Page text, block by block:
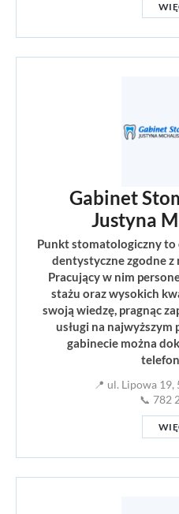
Gabinet
Justyna
Punkt stomatologiczny to
dentystyczne zgodne
Pracujący w nim
stażu oraz wysokich
swoją wiedzę, pragnąc
usługi na najwyższym
gabinecie można
📍 ul. Lipowa
📞 782